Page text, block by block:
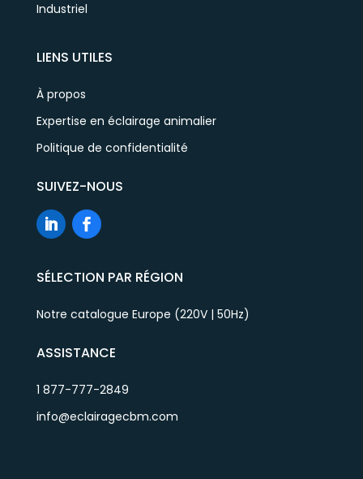
Industriel
LIENS UTILES
À propos
Expertise en éclairage animalier
Politique de confidentialité
SUIVEZ-NOUS
SÉLECTION PAR RÉGION
Notre catalogue Europe (220V | 50Hz)
ASSISTANCE
1 877-777-2849
info@eclairagecbm.com